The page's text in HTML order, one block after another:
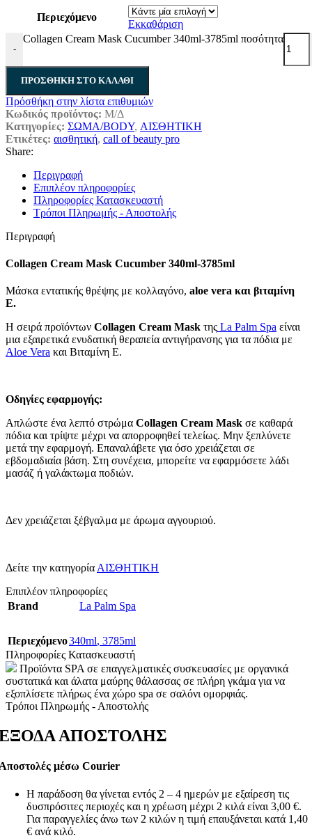
Περιεχόμενο
Εκκαθάριση
-
Collagen Cream Mask Cucumber 340ml-3785ml ποσότητα
ΠΡΟΣΘΉΚΗ ΣΤΟ ΚΑΛΆΘΙ
Πρόσθήκη στην λίστα επιθυμιών
Κωδικός προϊόντος: Μ/Δ
Κατηγορίες: ΣΩΜΑ/BODY, ΑΙΣΘΗΤΙΚΗ
Ετικέτες: αισθητική, call of beauty pro
Share:
Περιγραφή
Επιπλέον πληροφορίες
Πληροφορίες Κατασκευαστή
Τρόποι Πληρωμής - Αποστολής
Περιγραφή
Collagen Cream Mask Cucumber 340ml-3785ml
Μάσκα εντατικής θρέψης με κολλαγόνο, aloe vera και βιταμίνη
Ε.
H σειρά προϊόντων Collagen Cream Mask της La Palm Spa είναι
μια εξαιρετικά ενυδατική θεραπεία αντιγήρανσης για τα πόδια με
Aloe Vera και Βιταμίνη Ε.
Οδηγίες εφαρμογής:
Απλώστε ένα λεπτό στρώμα Collagen Cream Mask σε καθαρά
πόδια και τρίψτε μέχρι να απορροφηθεί τελείως. Μην ξεπλύνετε
μετά την εφαρμογή. Επαναλάβετε για όσο χρειάζεται σε
εβδομαδιαία βάση. Στη συνέχεια, μπορείτε να εφαρμόσετε λάδι
μασάζ ή γαλάκτωμα ποδιών.
Δεν χρειάζεται ξέβγαλμα με άρωμα αγγουριού.
Δείτε την κατηγορία ΑΙΣΘΗΤΙΚΗ
Επιπλέον πληροφορίες
Brand
La Palm Spa
Περιεχόμενο340ml, 3785ml
Πληροφορίες Κατασκευαστή
Προϊόντα SPA σε επαγγελματικές συσκευασίες με οργανικά
συστατικά και άλατα μαύρης θάλασσας σε πλήρη γκάμα για να
εξοπλίσετε πλήρως ένα χώρο spa σε σαλόνι ομορφιάς.
Τρόποι Πληρωμής - Αποστολής
ΑΠΟΣΤΟΛΗΣ
μέσω Courier
Η παράδοση θα γίνεται εντός 2 – 4 ημερών με εξαίρεση τις
δυσπρόσιτες περιοχές και η χρέωση μέχρι 2 κιλά είναι 3,00 €.
Για παραγγελίες άνω των 2 κιλών η τιμή επαυξάνεται κατά 1,40
€ ανά κιλό.